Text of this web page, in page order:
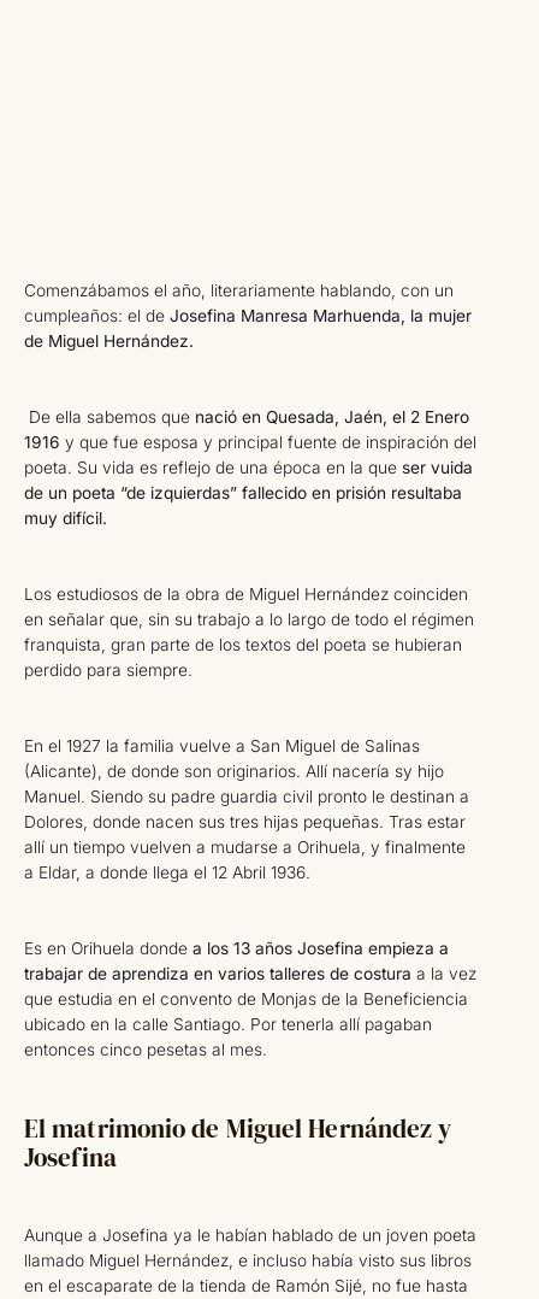
Comenzábamos el año, literariamente hablando, con un
cumpleaños: el de Josefina Manresa Marhuenda, la mujer
de Miguel Hernández.
De ella sabemos que nació en Quesada, Jaén, el 2 Enero
1916 y que fue esposa y principal fuente de inspiración del
poeta. Su vida es reflejo de una época en la que ser vuida
de un poeta “de izquierdas” fallecido en prisión resultaba
muy difícil.
Los estudiosos de la obra de Miguel Hernández coinciden
en señalar que, sin su trabajo a lo largo de todo el régimen
franquista, gran parte de los textos del poeta se hubieran
perdido para siempre.
En el 1927 la familia vuelve a San Miguel de Salinas
(Alicante), de donde son originarios. Allí nacería sy hijo
Manuel. Siendo su padre guardia civil pronto le destinan a
Dolores, donde nacen sus tres hijas pequeñas. Tras estar
allí un tiempo vuelven a mudarse a Orihuela, y finalmente
a Eldar, a donde llega el 12 Abril 1936.
Es en Orihuela donde a los 13 años Josefina empieza a
trabajar de aprendiza en varios talleres de costura a la vez
que estudia en el convento de Monjas de la Beneficiencia
ubicado en la calle Santiago. Por tenerla allí pagaban
entonces cinco pesetas al mes.
El matrimonio de Miguel Hernández y
Josefina
Aunque a Josefina ya le habían hablado de un joven poeta
llamado Miguel Hernández, e incluso había visto sus libros
en el escaparate de la tienda de Ramón Sijé, no fue hasta